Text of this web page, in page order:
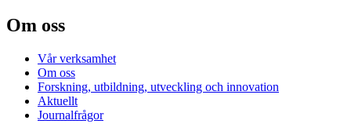
Om oss
Vår verksamhet
Om oss
Forskning, utbildning, utveckling och innovation
Aktuellt
Journalfrågor